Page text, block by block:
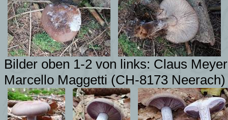
Bilder oben 1-2 von links: Claus
Marcello Maggetti (CH-8173